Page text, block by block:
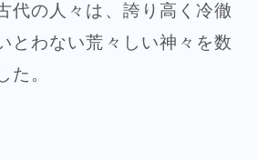
代の人々は、誇り高く冷徹
とわない荒々しい神々を数
た。